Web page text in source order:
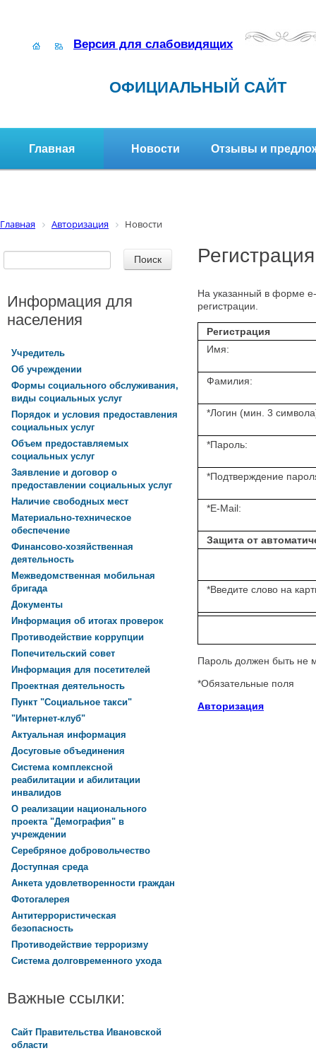
Версия для слабовидящих
ОФИЦИАЛЬНЫЙ САЙТ
Главная Новости Отзывы и
Главная Авторизация Новости
Регистрация
На указанный в форме
регистрации.
Регистрация
Имя:
Фамилия:
*Логин (мин. 3
*Пароль:
*Подтверждение
*E-Mail:
Защита от
*Введите слово на
Пароль должен быть не
*Обязательные поля
Авторизация
Информация для
населения
Учредитель
Об учреждении
Формы социального обслуживания,
виды социальных услуг
Порядок и условия предоставления
социальных услуг
Объем предоставляемых
социальных услуг
Заявление и договор о
предоставлении социальных услуг
Наличие свободных мест
Материально-техническое
обеспечение
Финансово-хозяйственная
деятельность
Межведомственная мобильная
бригада
Документы
Информация об итогах проверок
Противодействие коррупции
Попечительский совет
Информация для посетителей
Проектная деятельность
Пункт "Социальное такси"
"Интернет-клуб"
Актуальная информация
Досуговые объединения
Система комплексной
реабилитации и абилитации
инвалидов
О реализации национального
проекта "Демография" в
учреждении
Серебряное добровольчество
Доступная среда
Анкета удовлетворенности граждан
Фотогалерея
Антитеррористическая
безопасность
Противодействие терроризму
Система долговременного ухода
Важные ссылки:
Сайт Правительства Ивановской
области